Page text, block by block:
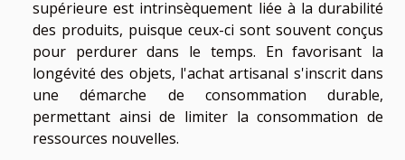
supérieure est intrinsèquement liée à la durabilité
des produits, puisque ceux-ci sont souvent conçus
pour perdurer dans le temps. En favorisant la
longévité des objets, l'achat artisanal s'inscrit dans
une démarche de consommation durable,
permettant ainsi de limiter la consommation de
ressources nouvelles.